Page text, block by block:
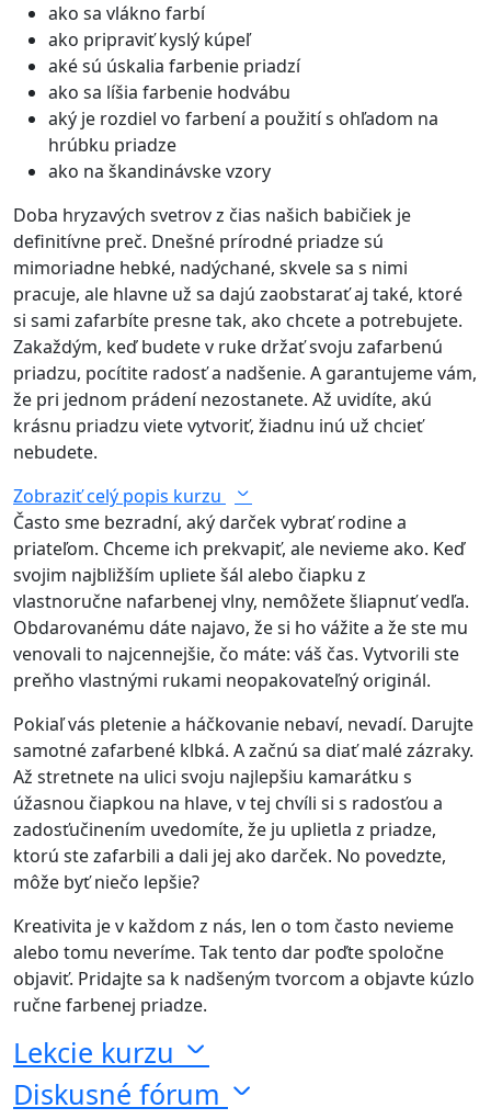
ako sa vlákno farbí
ako pripraviť kyslý kúpeľ
aké sú úskalia farbenie priadzí
ako sa líšia farbenie hodvábu
aký je rozdiel vo farbení a použití s ohľadom na
hrúbku priadze
ako na škandinávske vzory
Doba hryzavých svetrov z čias našich babičiek je
definitívne preč. Dnešné prírodné priadze sú
mimoriadne hebké, nadýchané, skvele sa s nimi
pracuje, ale hlavne už sa dajú zaobstarať aj také, ktoré
si sami zafarbíte presne tak, ako chcete a potrebujete.
Zakaždým, keď budete v ruke držať svoju zafarbenú
priadzu, pocítite radosť a nadšenie. A garantujeme vám,
že pri jednom prádení nezostanete. Až uvidíte, akú
krásnu priadzu viete vytvoriť, žiadnu inú už chcieť
nebudete.
Zobraziť celý popis kurzu
Často sme bezradní, aký darček vybrať rodine a
priateľom. Chceme ich prekvapiť, ale nevieme ako. Keď
svojim najbližším upliete šál alebo čiapku z
vlastnoručne nafarbenej vlny, nemôžete šliapnuť vedľa.
Obdarovanému dáte najavo, že si ho vážite a že ste mu
venovali to najcennejšie, čo máte: váš čas. Vytvorili ste
preňho vlastnými rukami neopakovateľný originál.
Pokiaľ vás pletenie a háčkovanie nebaví, nevadí. Darujte
samotné zafarbené klbká. A začnú sa diať malé zázraky.
Až stretnete na ulici svoju najlepšiu kamarátku s
úžasnou čiapkou na hlave, v tej chvíli si s radosťou a
zadosťučinením uvedomíte, že ju uplietla z priadze,
ktorú ste zafarbili a dali jej ako darček. No povedzte,
môže byť niečo lepšie?
Kreativita je v každom z nás, len o tom často nevieme
alebo tomu neveríme. Tak tento dar poďte spoločne
objaviť. Pridajte sa k nadšeným tvorcom a objavte kúzlo
ručne farbenej priadze.
Lekcie kurzu
Diskusné fórum